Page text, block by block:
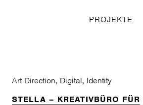
PROJEKTE
Art Direction, Digital, Identity
STELLA – KREATIVBÜRO FÜR